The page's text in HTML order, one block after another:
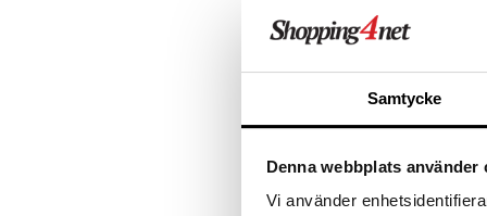
Samtycke
Denna webbplats använder
Vi använder
ALE - on aika
Näe